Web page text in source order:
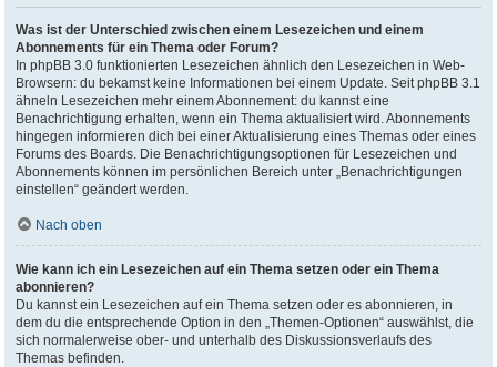
Was ist der Unterschied zwischen einem Lesezeichen und einem
Abonnements für ein Thema oder Forum?
In phpBB 3.0 funktionierten Lesezeichen ähnlich den Lesezeichen in Web-
Browsern: du bekamst keine Informationen bei einem Update. Seit phpBB 3.1
ähneln Lesezeichen mehr einem Abonnement: du kannst eine
Benachrichtigung erhalten, wenn ein Thema aktualisiert wird. Abonnements
hingegen informieren dich bei einer Aktualisierung eines Themas oder eines
Forums des Boards. Die Benachrichtigungsoptionen für Lesezeichen und
Abonnements können im persönlichen Bereich unter „Benachrichtigungen
einstellen“ geändert werden.
Nach oben
Wie kann ich ein Lesezeichen auf ein Thema setzen oder ein Thema
abonnieren?
Du kannst ein Lesezeichen auf ein Thema setzen oder es abonnieren, in
dem du die entsprechende Option in den „Themen-Optionen“ auswählst, die
sich normalerweise ober- und unterhalb des Diskussionsverlaufs des
Themas befinden.